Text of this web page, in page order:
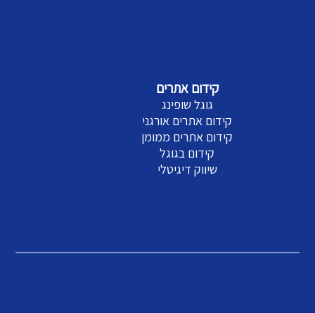
קידום אתרים
גוגל שופינג
קידום אתרים אורגני
קידום אתרים ממומן
קידום בגוגל
שיווק דיגיטלי